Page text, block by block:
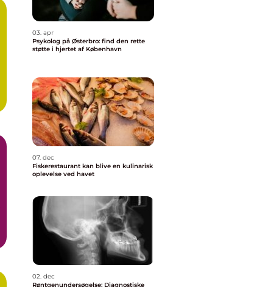
03. apr
Psykolog på Østerbro: find den rette
støtte i hjertet af København
07. dec
Fiskerestaurant kan blive en kulinarisk
oplevelse ved havet
02. dec
Røntgenundersøgelse: Diagnostiske